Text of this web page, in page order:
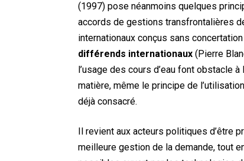
(1997) pose néanmoins quelques
accords de gestions transfrontalières
internationaux conçus sans
différends internationaux (Pierre
l’usage des cours d’eau font obstacle
matière, même le principe de
déjà consacré.
Il revient aux acteurs politiques d’être
meilleure gestion de la demande, tout